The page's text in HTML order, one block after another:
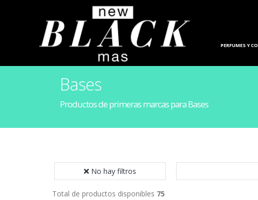
PERFUMES Y
Bases
Productos de primeras marcas para Bases
No hay filtros
Total de productos disponibles 75